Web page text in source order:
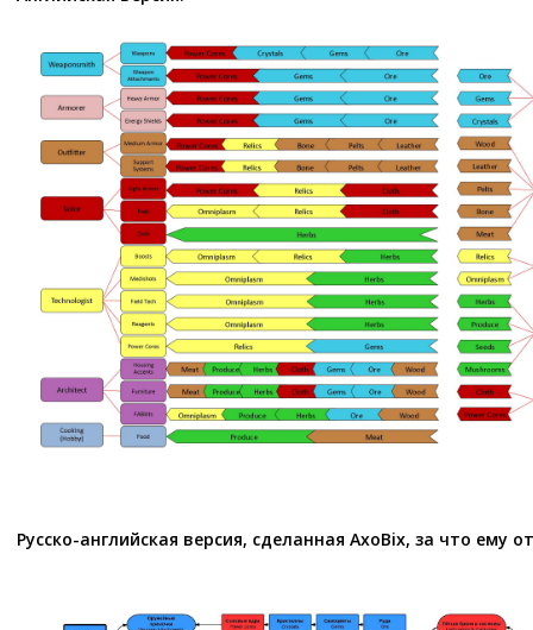
Русско-английская версия, сделанная AxoBix, за что ему